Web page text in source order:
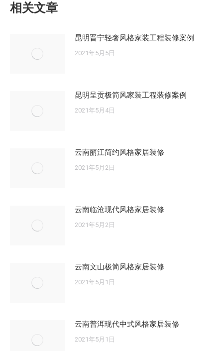
相关文章
昆明晋宁轻奢风格家装工程装修案例
2021年5月5日
昆明呈贡极简风家装工程装修案例
2021年5月4日
云南丽江简约风格家居装修
2021年5月2日
云南临沧现代风格家居装修
2021年5月2日
云南文山极简风格家居装修
2021年5月1日
云南普洱现代中式风格家居装修
2021年5月1日